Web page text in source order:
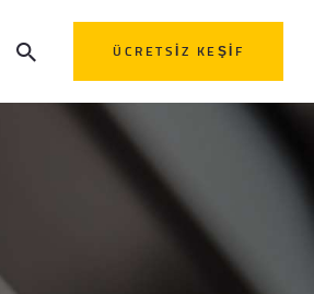
ÜCRETSIZ KEŞIF